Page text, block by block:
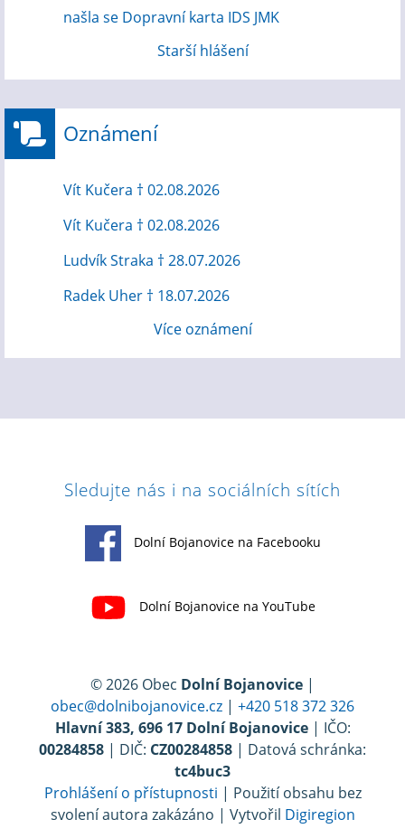
našla se Dopravní karta IDS JMK
Starší hlášení
Oznámení
Vít Kučera † 02.08.2026
Vít Kučera † 02.08.2026
Ludvík Straka † 28.07.2026
Radek Uher † 18.07.2026
Více oznámení
Sledujte nás i na sociálních sítích
Dolní Bojanovice na Facebooku
Dolní Bojanovice na YouTube
© 2026 Obec Dolní Bojanovice |
obec@dolnibojanovice.cz | +420 518 372 326
Hlavní 383, 696 17 Dolní Bojanovice| IČO:
00284858 | DIČ: CZ00284858 | Datová schránka:
tc4buc3
Prohlášení o přístupnosti | Použití obsahu bez
svolení autora zakázáno | Vytvořil Digiregion